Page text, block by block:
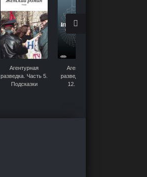
Агентурная
разведка. Часть 5.
Подсказки
Агентурная
разведка. Часть
12. Боевой